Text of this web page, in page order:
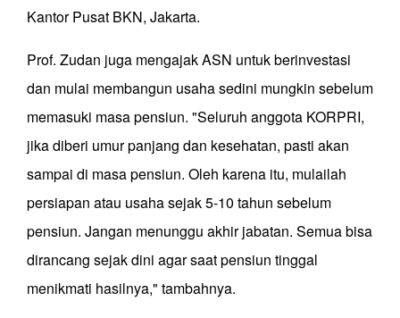
Kantor Pusat BKN, Jakarta.
Prof. Zudan juga mengajak ASN untuk berinvestasi
dan mulai membangun usaha sedini mungkin sebelum
memasuki masa pensiun. "Seluruh anggota KORPRI,
jika diberi umur panjang dan kesehatan, pasti akan
sampai di masa pensiun. Oleh karena itu, mulailah
persiapan atau usaha sejak 5-10 tahun sebelum
pensiun. Jangan menunggu akhir jabatan. Semua bisa
dirancang sejak dini agar saat pensiun tinggal
menikmati hasilnya," tambahnya.